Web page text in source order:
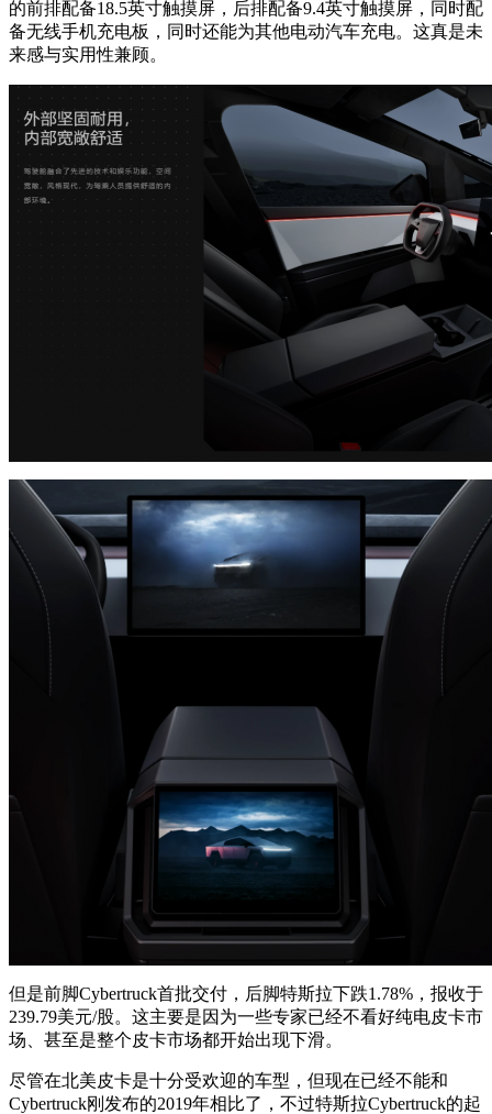
的前排配备18.5英寸触摸屏，后排配备9.4英寸触摸屏，同时配
备无线手机充电板，同时还能为其他电动汽车充电。这真是未
来感与实用性兼顾。
但是前脚Cybertruck首批交付，后脚特斯拉下跌1.78%，报收于
239.79美元/股。这主要是因为一些专家已经不看好纯电皮卡市
场、甚至是整个皮卡市场都开始出现下滑。
尽管在北美皮卡是十分受欢迎的车型，但现在已经不能和
Cybertruck刚发布的2019年相比了，不过特斯拉Cybertruck的起